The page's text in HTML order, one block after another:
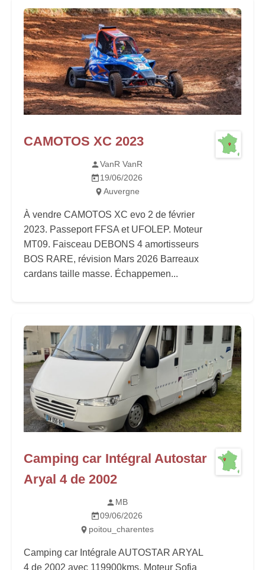
CAMOTOS XC 2023
VanR VanR
19/06/2026
Auvergne
À vendre CAMOTOS XC evo 2 de février
2023. Passeport FFSA et UFOLEP. Moteur
MT09. Faisceau DEBONS 4 amortisseurs
BOS RARE, révision Mars 2026 Barreaux
cardans taille masse. Échappemen...
Camping car Intégral Autostar
Aryal 4 de 2002
MB
09/06/2026
poitou_charentes
Camping car Intégrale AUTOSTAR ARYAL
4 de 2002 avec 119900kms. Moteur Sofia